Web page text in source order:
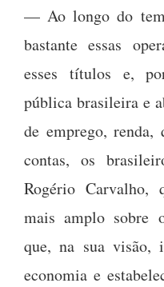
— Ao longo do
bastante essas
esses títulos e,
pública brasileira e
de emprego,
contas, os
Rogério Carvalho,
mais amplo sobre
que, na sua visão,
economia e